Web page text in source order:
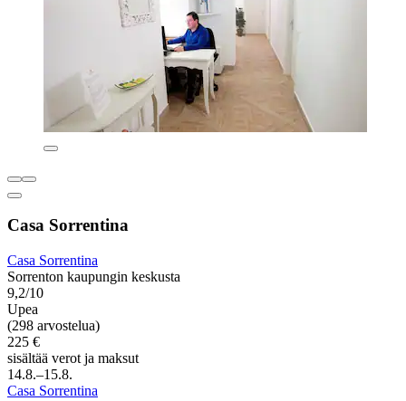
Casa Sorrentina
Casa Sorrentina
Sorrenton kaupungin keskusta
9,2/10
Upea
(298 arvostelua)
225 €
sisältää verot ja maksut
14.8.–15.8.
Casa Sorrentina